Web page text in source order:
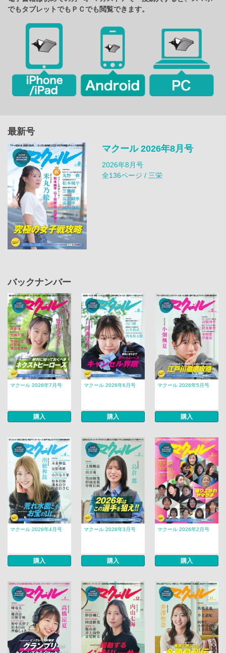
でもタブレットでもＰＣでも閲覧できます。
最新号
マクール 2026年8月号
2026年8月号
全136ページ / 三栄
バックナンバー
マクール 2026年7月号
購入
マクール 2026年6月号
購入
マクール 2026年5月号
購入
マクール 2026年4月号
購入
マクール 2026年3月号
購入
マクール 2026年2月号
購入